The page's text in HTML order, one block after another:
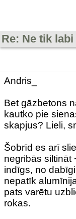
Re: Ne tik
Andris_
Bet gāzbetons
kautko pie
skapjus? Lieli,
Šobrīd es arī
negribās siltināt
indīgs, no
nepatīk
pats varētu
rokas.